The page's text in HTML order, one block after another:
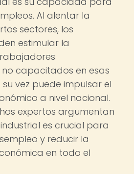
Al alentar la
sectores, los
estimular la
capacitados en esas
vez puede impulsar el
a nivel nacional.
expertos argumentan
es crucial para
y reducir la
en todo el